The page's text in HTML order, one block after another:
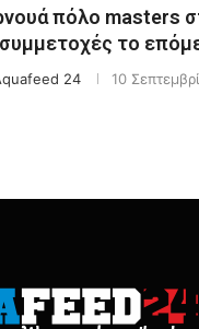
πόλο masters
το
24 10